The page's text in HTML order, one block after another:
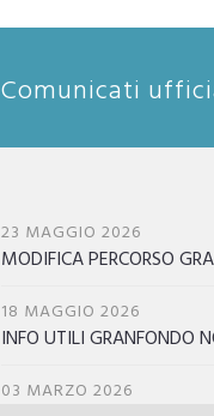
Comunicati
23 MAGGIO 2026
MODIFICA PERCORSO
18 MAGGIO 2026
INFO UTILI GRANFONDO
03 MARZO 2026